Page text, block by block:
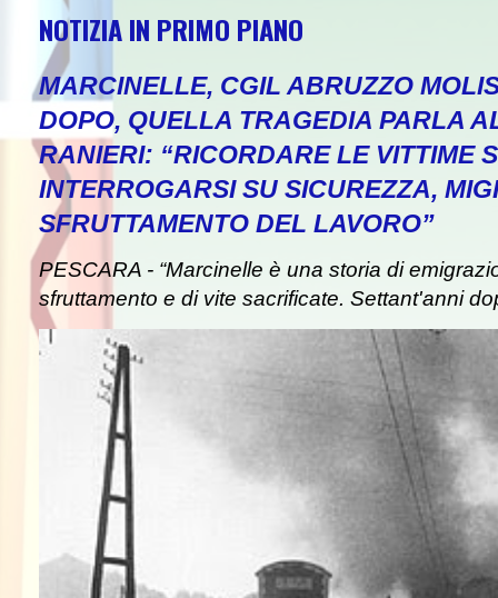
NOTIZIA IN PRIMO PIANO
MARCINELLE, CGIL ABRUZZO
DOPO, QUELLA TRAGEDIA PARLA
RANIERI: “RICORDARE LE VITTIME
INTERROGARSI SU SICUREZZA,
SFRUTTAMENTO DEL LAVORO”
PESCARA - “Marcinelle è una storia di
sfruttamento e di vite sacrificate. Settant'anni